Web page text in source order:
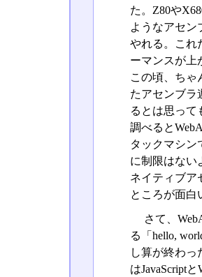
た。Z80や
ようなアセン
やれる。これ
ーマンスが上
この頃、ちゃ
たアセンブラ
るとは思って
調べると
タックマシン
に制限はない
ネイティブア
ところが面白
さて、
る「hello,
し算が終わっ
はJavaScriptと